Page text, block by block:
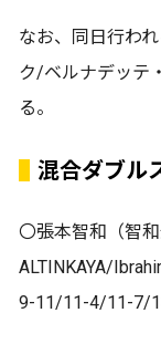
なお、同日行わ
ク/ベルナデッテ
る。
混合ダブル
〇張本智和（智
ALTINKAYA/
9-11/11-4/11-7/